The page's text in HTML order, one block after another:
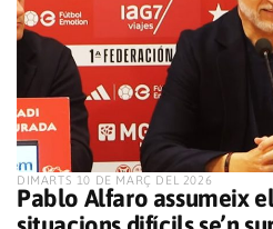
​DIMARTS 10 DE MARÇ DEL 2026
Pablo Alfaro assumeix